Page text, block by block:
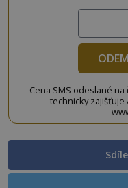
Cena SMS odeslané na
technicky zajišťuje